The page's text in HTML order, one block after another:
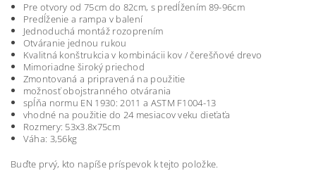
Pre otvory od 75cm do 82cm, s predĺžením 89-96cm
Predĺženie a rampa v balení
Jednoduchá montáž rozoprením
Otváranie jednou rukou
Kvalitná konštrukcia v kombinácii kov / čerešňové drevo
Mimoriadne široký priechod
Zmontovaná a pripravená na použitie
možnosť obojstranného otvárania
spĺňa normu EN 1930: 2011 a ASTM F1004-13
vhodné na použitie do 24 mesiacov veku dieťaťa
Rozmery: 53x3.8x75cm
Váha: 3,56kg
Buďte prvý, kto napíše príspevok k tejto položke.